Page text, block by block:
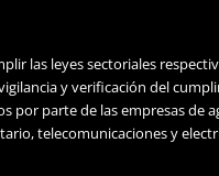
las leyes sectoriales
y verificación del
por parte de las empresas de
telecomunicaciones y